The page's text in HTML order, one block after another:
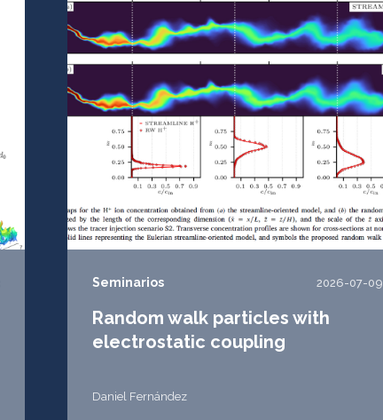
Seminarios 2026-07-09
Random walk particles with
electrostatic coupling
Daniel Fernández